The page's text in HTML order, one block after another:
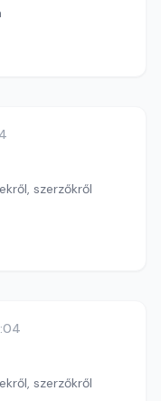
szerzőkről
szerzőkről